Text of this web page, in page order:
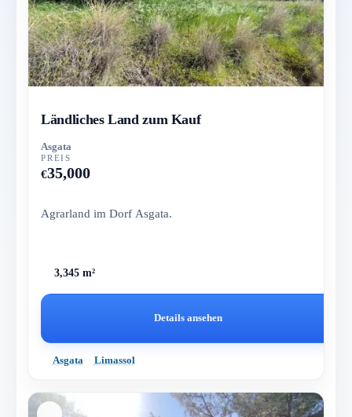
Ländliches Land zum Kauf
Asgata
PREIS
€35,000
Agrarland im Dorf Asgata.
3,345 m²
Details ansehen
Asgata Limassol